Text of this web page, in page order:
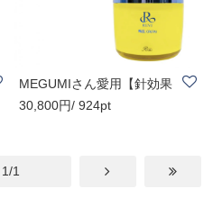
MEGUMIさん愛用【針効果
で瞬間小顔リフト..
30,800円/ 924pt
1/1